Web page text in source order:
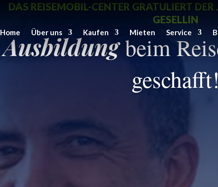
Home Über uns Kaufen Mieten Service
DAS REISEMOBIL-CENTER GRATULIERT
GESELLIN
Ausbildungbeim
geschafft!